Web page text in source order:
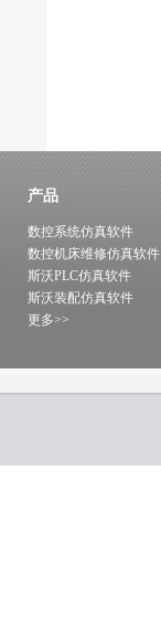
产品
数控系统仿真软件
数控机床维修仿真软件
斯沃PLC仿真软件
斯沃装配仿真软件
更多>>